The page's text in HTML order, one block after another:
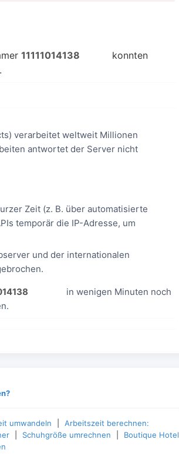
11111014138
konnten
verarbeitet weltweit Millionen
antwortet der Server nicht
Zeit (z. B. über automatisierte
temporär die IP-Adresse, um
und der internationalen
in wenigen Minuten noch
umwandeln
Arbeitszeit berechnen:
Schuhgröße umrechnen
Boutique Hotel